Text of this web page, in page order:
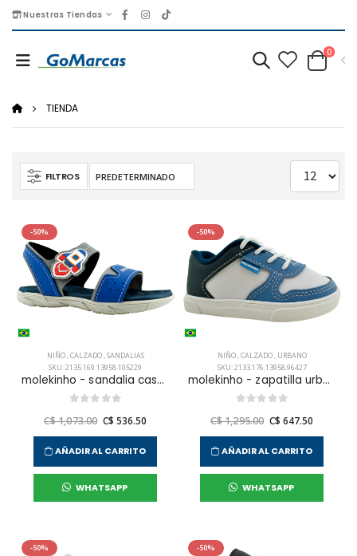
Nuestras Tiendas
0
TIENDA
FILTROS
-50%
NIÑO,CALZADO,SANDALIAS
SKU: 2135.169.13958.105229
molekinho - sandalia casual para niño infante
C$ 1,073.00 C$ 536.50
AÑADIR AL CARRITO
WHATSAPP
-50%
NIÑO,CALZADO, URBANO
SKU: 2133.176.13958.96427
molekinho - zapatilla urbana sneakers casual para niño infante
C$ 1,295.00 C$ 647.50
AÑADIR AL CARRITO
WHATSAPP
-50% -50%